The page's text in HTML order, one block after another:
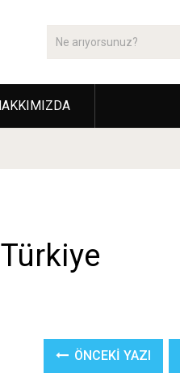
ÖNCEKI YAZI